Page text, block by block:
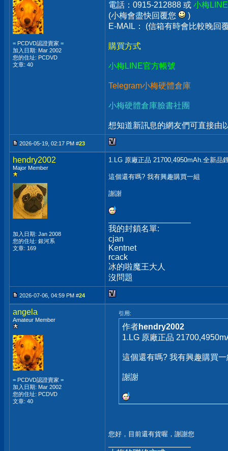
= PCDVD認證賣家 =
加入日期: Mar 2002
您的住址: PCDVD
文章: 40
電話：0915-212888 或 小梅
(小梅會盡快回覆您
)
E-MAIL： (信箱有時會比較晚回
購買方式
小梅LINE官方帳號
Telegram小梅硬體倉庫
小梅硬體倉庫臉書社團
想知道新訊息的網友們可直接由
2026-05-19, 02:17 PM #23
hendry2002
Major Member
加入日期: Jan 2008
您的住址: 銀河系
文章: 169
1.LG 原廠正品 21700,4950mAh.全新品
這個還有嗎? 我有興趣購買一組
謝謝
我的封鎖名單:
cjan
Kentnet
rcack
冰的啦魔王大人
沒問題
2026-07-06, 04:59 PM #24
angela
Amateur Member
= PCDVD認證賣家 =
加入日期: Mar 2002
您的住址: PCDVD
文章: 40
引用:
作者hendry2002
1.LG 原廠正品
這個還有嗎? 我有興趣購買一
謝謝
您好，目前還有貨喔，謝謝您